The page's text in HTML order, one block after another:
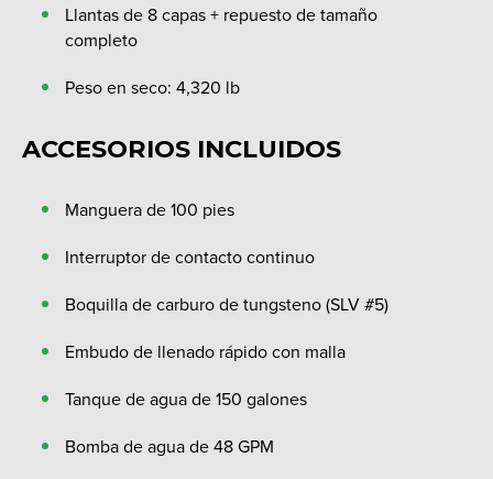
Llantas de 8 capas + repuesto de tamaño
completo
Peso en seco: 4,320 lb
ACCESORIOS INCLUIDOS
Manguera de 100 pies
Interruptor de contacto continuo
Boquilla de carburo de tungsteno (SLV #5)
Embudo de llenado rápido con malla
Tanque de agua de 150 galones
Bomba de agua de 48 GPM